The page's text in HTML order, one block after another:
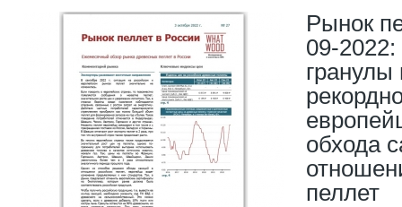
Рынок
09-
гранулы
обхода
пеллет